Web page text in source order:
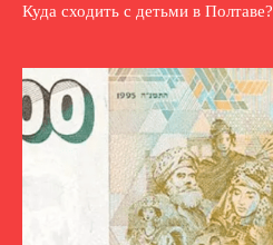
Куда сходить с детьми в Полтаве?